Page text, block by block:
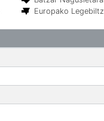
Europako